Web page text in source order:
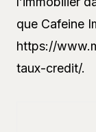
que Cafeine
https://
taux-credit/.